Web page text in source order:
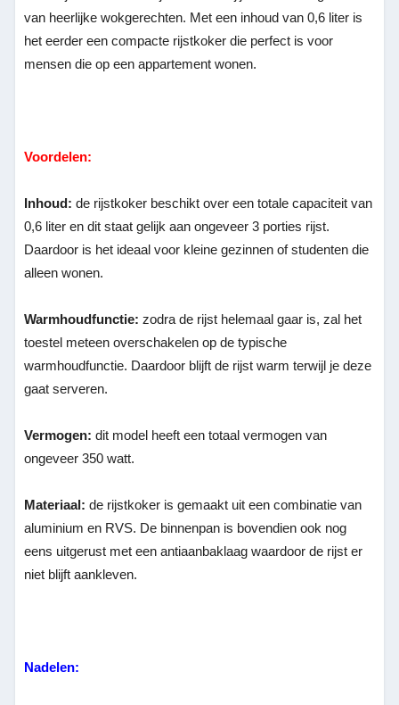
van heerlijke wokgerechten. Met een inhoud van 0,6 liter is
het eerder een compacte rijstkoker die perfect is voor
mensen die op een appartement wonen.
Voordelen:
Inhoud:de rijstkoker beschikt over een totale capaciteit van
0,6 liter en dit staat gelijk aan ongeveer 3 porties rijst.
Daardoor is het ideaal voor kleine gezinnen of studenten die
alleen wonen.
Warmhoudfunctie:zodra de rijst helemaal gaar is, zal het
toestel meteen overschakelen op de typische
warmhoudfunctie. Daardoor blijft de rijst warm terwijl je deze
gaat serveren.
Vermogen:dit model heeft een totaal vermogen van
ongeveer 350 watt.
Materiaal:de rijstkoker is gemaakt uit een combinatie van
aluminium en RVS. De binnenpan is bovendien ook nog
eens uitgerust met een antiaanbaklaag waardoor de rijst er
niet blijft aankleven.
Nadelen: